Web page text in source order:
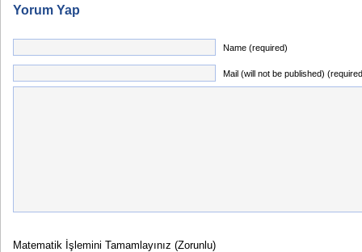
Yorum Yap
Name (required)
Mail (will not be published)
Matematik İşlemini Tamamlayınız (Zorunlu)